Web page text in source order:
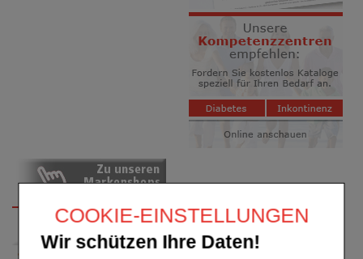
COOKIE-EINSTELLUNGEN
Wir schützen Ihre Daten!